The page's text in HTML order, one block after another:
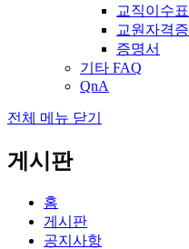
교직이수표
교원자격증
증명서
기타 FAQ
QnA
전체 메뉴 닫기
게시판
홈
게시판
공지사항